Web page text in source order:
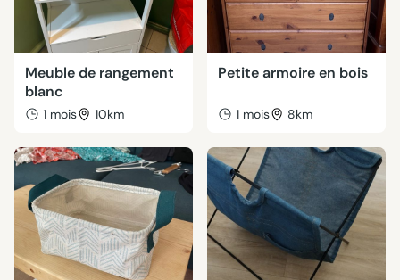
Meuble de rangement
blanc
1 mois 10km
Petite armoire en bois
1 mois 8km